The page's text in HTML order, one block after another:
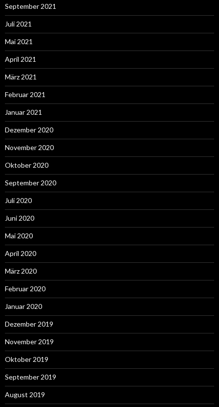
September 2021
Juli 2021
Mai 2021
April 2021
März 2021
Februar 2021
Januar 2021
Dezember 2020
November 2020
Oktober 2020
September 2020
Juli 2020
Juni 2020
Mai 2020
April 2020
März 2020
Februar 2020
Januar 2020
Dezember 2019
November 2019
Oktober 2019
September 2019
August 2019